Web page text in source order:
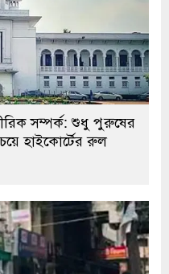
সম্পর্ক: শুধু পুরুষের
হাইকোর্টের রুল